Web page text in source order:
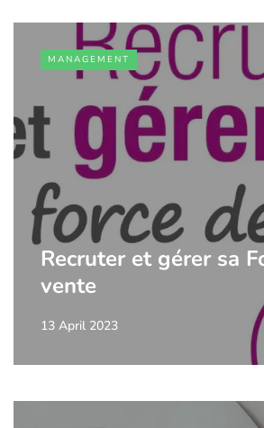
MANAGEMENT
Recruter et gérer sa
vente
13 April 2023